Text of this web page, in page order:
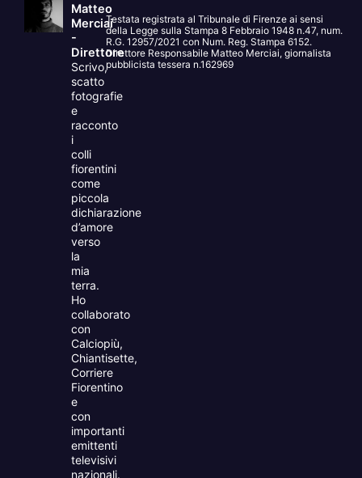
Matteo
Merciai
-
Direttore
Scrivo,
scatto
fotografie
e
racconto
i
colli
fiorentini
come
piccola
dichiarazione
d’amore
verso
la
mia
terra.
Ho
collaborato
con
Calciopiù,
Chiantisette,
Corriere
Fiorentino
e
con
importanti
emittenti
televisivi
nazionali.
Testata registrata al Tribunale di Firenze ai sensi
della Legge sulla Stampa 8 Febbraio 1948 n.47, num.
R.G. 12957/2021 con Num. Reg. Stampa 6152.
Direttore Responsabile Matteo Merciai, giornalista
pubblicista tessera n.162969